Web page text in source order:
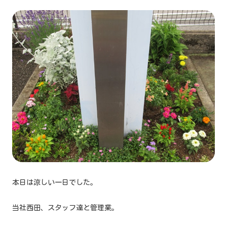
本日は涼しい一日でした。
当社西田、スタッフ達と管理業。